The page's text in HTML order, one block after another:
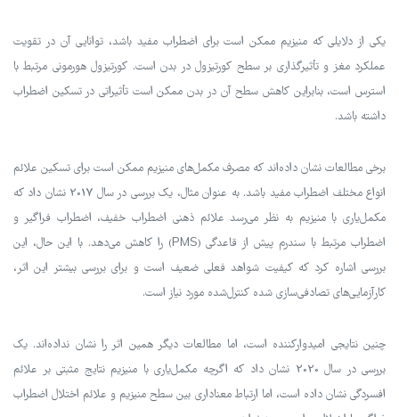
یکی از دلایلی که منیزیم ممکن است برای اضطراب مفید باشد، توانایی آن در تقویت
عملکرد مغز و تأثیرگذاری بر سطح کورتیزول در بدن است. کورتیزول هورمونی مرتبط با
استرس است، بنابراین کاهش سطح آن در بدن ممکن است تأثیراتی در تسکین اضطراب
داشته باشد.
برخی مطالعات نشان داده‌اند که مصرف مکمل‌های منیزیم ممکن است برای تسکین علائم
انواع مختلف اضطراب مفید باشد. به عنوان مثال، یک بررسی در سال 2017 نشان داد که
مکمل‌یاری با منیزیم به نظر می‌رسد علائم ذهنی اضطراب خفیف، اضطراب فراگیر و
اضطراب مرتبط با سندرم پیش از قاعدگی (PMS) را کاهش می‌دهد. با این حال، این
بررسی اشاره کرد که کیفیت شواهد فعلی ضعیف است و برای بررسی بیشتر این اثر،
کارآزمایی‌های تصادفی‌سازی شده کنترل‌شده مورد نیاز است.
چنین نتایجی امیدوارکننده است، اما مطالعات دیگر همین اثر را نشان نداده‌اند. یک
بررسی در سال 2020 نشان داد که اگرچه مکمل‌یاری با منیزیم نتایج مثبتی بر علائم
افسردگی نشان داده است، اما ارتباط معناداری بین سطح منیزیم و علائم اختلال اضطراب